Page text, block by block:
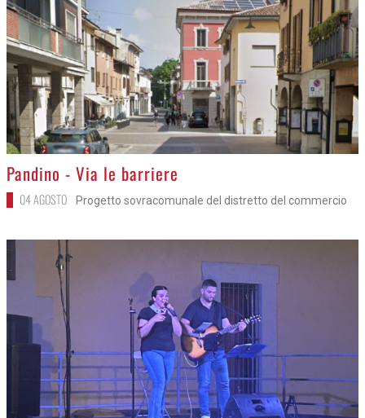
>
Pandino - Via le barriere
04 AGOSTO Progetto sovracomunale del distretto del commercio